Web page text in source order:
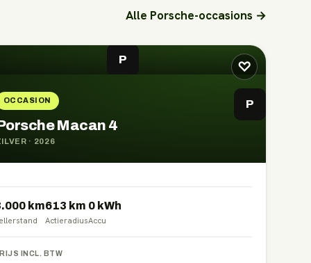
Alle Porsche-occasions →
♡
P
OCCASION P
Macan 4
· 2026
km613 km
Actieradius
0kWh
Accu
INCL. BTW